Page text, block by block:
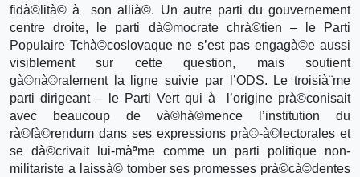
fidà©lità© à son allià©. Un autre parti du gouvernement
centre droite, le parti dà©mocrate chrà©tien – le Parti
Populaire Tchà©coslovaque ne s’est pas engagà©e aussi
visiblement sur cette question, mais soutient
gà©nà©ralement la ligne suivie par l’ODS. Le troisià¨me
parti dirigeant – le Parti Vert qui à l’origine prà©conisait
avec beaucoup de và©hà©mence l’institution du
rà©fà©rendum dans ses expressions prà©-à©lectorales et
se dà©crivait lui-màªme comme un parti politique non-
militariste a laissà© tomber ses promesses prà©cà©dentes